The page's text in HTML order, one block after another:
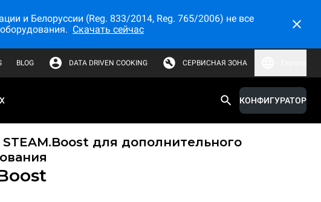
и Белоруссии (Reg. 833/2014, Reg. 765/2006) не все
Скачать сейчас
BLOG DATA DRIVEN COOKING СЕРВИСНАЯ ЗОНА
КОНФИГУРАТОР
для дополнительного